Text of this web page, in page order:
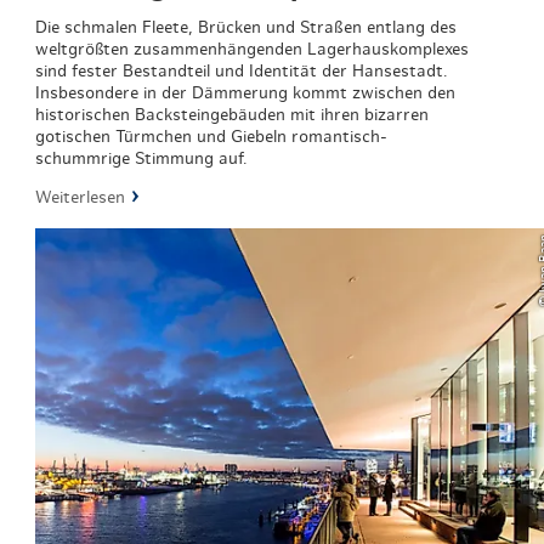
Die schmalen Fleete, Brücken und Straßen entlang des
weltgrößten zusammenhängenden Lagerhauskomplexes
sind fester Bestandteil und Identität der Hansestadt.
Insbesondere in der Dämmerung kommt zwischen den
historischen Backsteingebäuden mit ihren bizarren
gotischen Türmchen und Giebeln romantisch-
schummrige Stimmung auf.
Weiterlesen
©